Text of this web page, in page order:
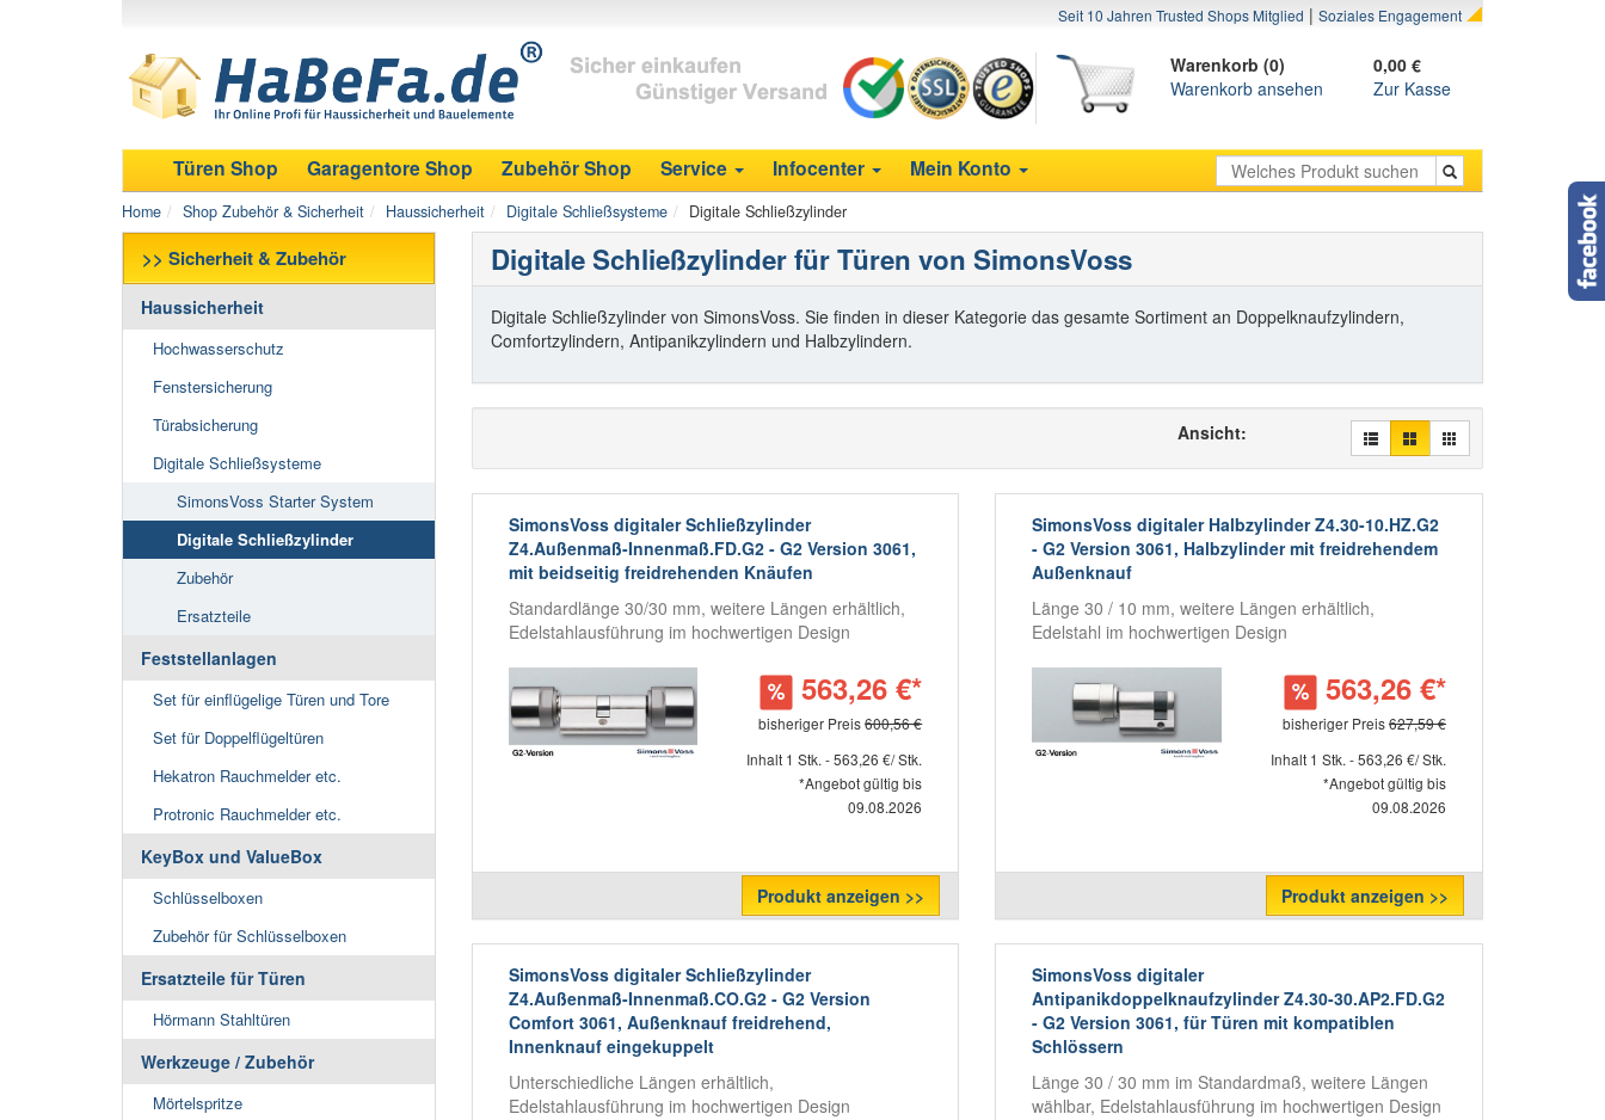
Seit 10 Jahren Trusted Shops Mitglied | Soziales Engagement
Warenkorb (0)
0,00 €
Warenkorb ansehen
Zur Kasse
Türen Shop Garagentore Shop Zubehör Shop Service Infocenter Mein Konto
Home Shop Zubehör & Sicherheit Haussicherheit Digitale Schließsysteme Digitale Schließzylinder
>> Sicherheit & Zubehör
Haussicherheit
Hochwasserschutz
Fenstersicherung
Türabsicherung
Digitale Schließsysteme
SimonsVoss Starter System
Digitale Schließzylinder
Zubehör
Ersatzteile
Feststellanlagen
Set für einflügelige Türen und Tore
Set für Doppelflügeltüren
Hekatron Rauchmelder etc.
Protronic Rauchmelder etc.
KeyBox und ValueBox
Schlüsselboxen
Zubehör für Schlüsselboxen
Ersatzteile für Türen
Hörmann Stahltüren
Werkzeuge / Zubehör
Mörtelspritze
Digitale Schließzylinder für Türen von SimonsVoss
Digitale Schließzylinder von SimonsVoss. Sie finden in dieser Kategorie das gesamte Sortiment an Doppelknaufzylindern,
Comfortzylindern, Antipanikzylindern und Halbzylindern.
Ansicht:
SimonsVoss digitaler Schließzylinder
Z4.Außenmaß-Innenmaß.FD.G2 - G2 Version 3061,
mit beidseitig freidrehenden Knäufen
Standardlänge 30/30 mm, weitere Längen erhältlich,
Edelstahlausführung im hochwertigen Design
563,26 €*
bisheriger Preis600,56 €
Inhalt 1 Stk. - 563,26 €/ Stk.
*Angebot gültig bis
09.08.2026
Produkt anzeigen >>
SimonsVoss digitaler Halbzylinder Z4.30-10.HZ.G2
- G2 Version 3061, Halbzylinder mit freidrehendem
Außenknauf
Länge 30 / 10 mm, weitere Längen erhältlich,
Edelstahl im hochwertigen Design
563,26 €*
bisheriger Preis627,59 €
Inhalt 1 Stk. - 563,26 €/ Stk.
*Angebot gültig bis
09.08.2026
Produkt anzeigen >>
SimonsVoss digitaler Schließzylinder
Z4.Außenmaß-Innenmaß.CO.G2 - G2 Version
Comfort 3061, Außenknauf freidrehend,
Innenknauf eingekuppelt
Unterschiedliche Längen erhältlich,
Edelstahlausführung im hochwertigen Design
SimonsVoss digitaler
Antipanikdoppelknaufzylinder Z4.30-30.AP2.FD.G2
- G2 Version 3061, für Türen mit kompatiblen
Schlössern
Länge 30 / 30 mm im Standardmaß, weitere Längen
wählbar, Edelstahlausführung im hochwertigen Design